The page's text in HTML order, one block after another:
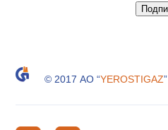
© 2017 АО “YEROSTIGAZ”